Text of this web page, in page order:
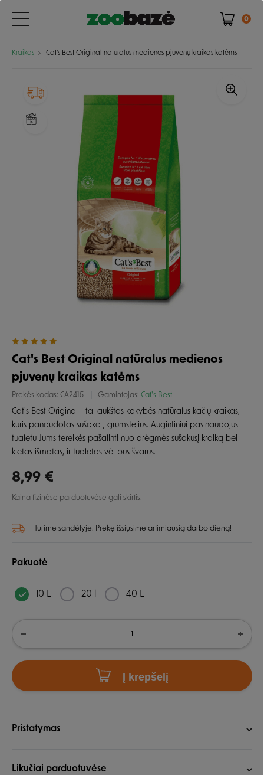
0
Kraikas Cat's Best Original natūralus medienos pjuvenų kraikas katėms
Cat's Best Original natūralus medienos
pjuvenų kraikas katėms
Prekės kodas: CA2415 Gamintojas: Cat's Best
Cat's Best Original - tai aukštos kokybės natūralus kačių kraikas,
kuris panaudotas sušoka į grumstelius. Augintiniui pasinaudojus
tualetu Jums tereikės pašalinti nuo drėgmės sušokusį kraiką bei
kietas išmatas, ir tualetas vėl bus švarus.
8,99 €
Kaina fizinėse parduotuvėse gali skirtis.
Turime sandėlyje. Prekę išsiųsime artimiausią darbo dieną!
Pakuotė
10 L 20 l 40 L
Į krepšelį
Pristatymas
Likučiai parduotuvėse